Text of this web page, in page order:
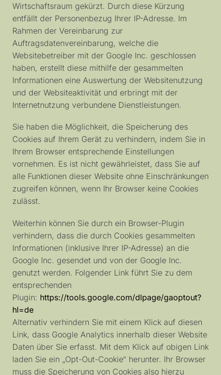
Wirtschaftsraum gekürzt. Durch diese Kürzung
entfällt der Personenbezug Ihrer IP-Adresse. Im
Rahmen der Vereinbarung zur
Auftragsdatenvereinbarung, welche die
Websitebetreiber mit der Google Inc. geschlossen
haben, erstellt diese mithilfe der gesammelten
Informationen eine Auswertung der Websitenutzung
und der Websiteaktivität und erbringt mit der
Internetnutzung verbundene Dienstleistungen.
Sie haben die Möglichkeit, die Speicherung des
Cookies auf Ihrem Gerät zu verhindern, indem Sie in
Ihrem Browser entsprechende Einstellungen
vornehmen. Es ist nicht gewährleistet, dass Sie auf
alle Funktionen dieser Website ohne Einschränkungen
zugreifen können, wenn Ihr Browser keine Cookies
zulässt.
Weiterhin können Sie durch ein Browser-Plugin
verhindern, dass die durch Cookies gesammelten
Informationen (inklusive Ihrer IP-Adresse) an die
Google Inc. gesendet und von der Google Inc.
genutzt werden. Folgender Link führt Sie zu dem
entsprechenden
Plugin: https://tools.google.com/dlpage/gaoptout?
hl=de
Alternativ verhindern Sie mit einem Klick auf diesen
Link, dass Google Analytics innerhalb dieser Website
Daten über Sie erfasst. Mit dem Klick auf obigen Link
laden Sie ein „Opt-Out-Cookie“ herunter. Ihr Browser
muss die Speicherung von Cookies also hierzu